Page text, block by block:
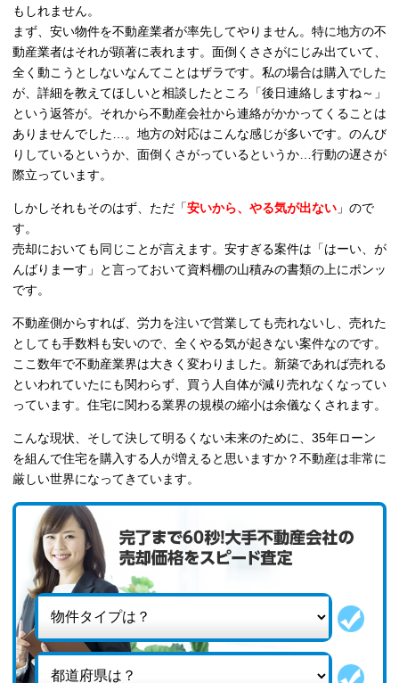
もしれません。
まず、安い物件を不動産業者が率先してやりません。特に地方の不
動産業者はそれが顕著に表れます。面倒くささがにじみ出ていて、
全く動こうとしないなんてことはザラです。私の場合は購入でした
が、詳細を教えてほしいと相談したところ「後日連絡しますね～」
という返答が。それから不動産会社から連絡がかかってくることは
ありませんでした…。地方の対応はこんな感じが多いです。のんび
りしているというか、面倒くさがっているというか…行動の遅さが
際立っています。
しかしそれもそのはず、ただ「安いから、やる気が出ない 」ので
す。
売却においても同じことが言えます。安すぎる案件は「はーい、が
んばりまーす」と言っておいて資料棚の山積みの書類の上にポンッ
です。
不動産側からすれば、労力を注いで営業しても売れないし、売れた
としても手数料も安いので、全くやる気が起きない案件なのです。
ここ数年で不動産業界は大きく変わりました。新築であれば売れる
といわれていたにも関わらず、買う人自体が減り売れなくなってい
っています。住宅に関わる業界の規模の縮小は余儀なくされます。
こんな現状、そして決して明るくない未来のために、35年ローン
を組んで住宅を購入する人が増えると思いますか？不動産は非常に
厳しい世界になってきています。